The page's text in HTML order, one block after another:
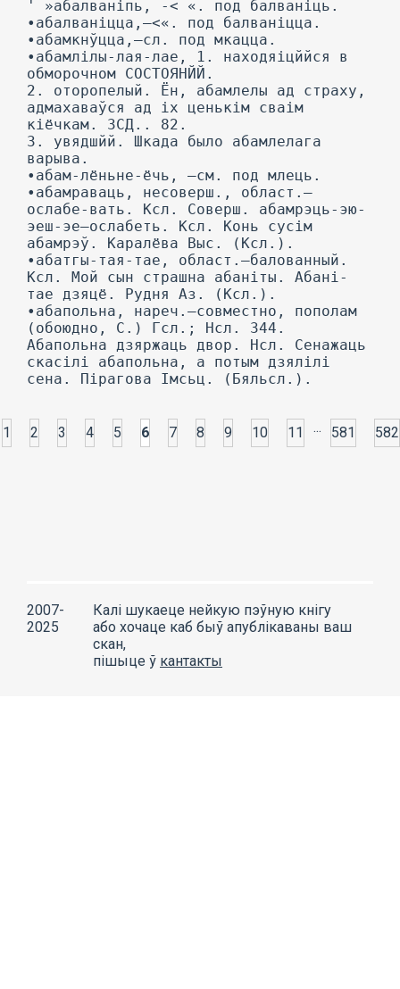
' »абалваніпь, -< «. под балваніць.
•абалваніцца,—<«. под балваніцца.
•абамкнўцца,—сл. под мкацца.
•абамлілы-лая-лае, 1. находяіцййся в
обморочном СОСТОЯНЙЙ.
2. оторопелый. Ён, абамлелы ад страху,
адмахаваўся ад іх ценькім сваім
кіёчкам. ЗСД.. 82.
3. увядшйй. Шкада было абамлелага
варыва.
•абам-лёньне-ёчь, —см. под млець.
•абамраваць, несоверш., област.—
ослабе-вать. Ксл. Соверш. абамрэць-эю-
эеш-эе—ослабеть. Ксл. Конь сусім
абамрэў. Каралёва Выс. (Ксл.).
•абатгы-тая-тае, област.—балованный.
Ксл. Мой сын страшна абаніты. Абані-
тае дзяцё. Рудня Аз. (Ксл.).
•абапольна, нареч.—совместно, пополам
(обоюдно, С.) Гсл.; Нсл. 344.
Абапольна дзяржаць двор. Нсл. Сенажаць
скасілі абапольна, а потым дзялілі
сена. Пірагова Імсьц. (Бяльсл.).
1 2 3 4 5 6 7 8 9 10 11 ... 581 582
2007-
2025
Калі шукаеце нейкую пэўную кнігу
або хочаце каб быў апублікаваны ваш
скан,
пішыце ў кантакты